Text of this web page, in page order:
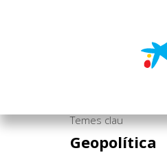
Temes clau
Geopolítica